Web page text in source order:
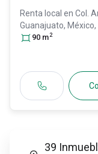
Renta local en Col.
Guanajuato, México,
90 m2
39